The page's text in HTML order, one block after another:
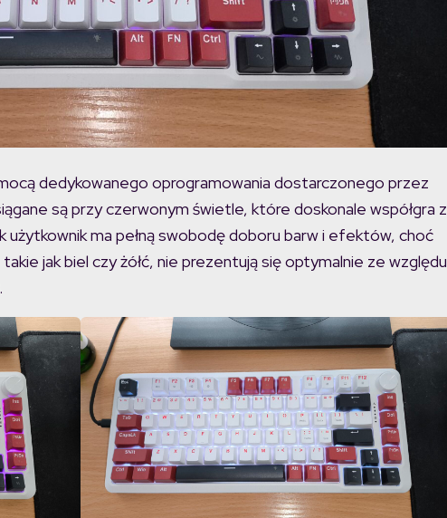
dedykowanego oprogramowania dostarczonego przez
są przy czerwonym świetle, które doskonale współgra z
użytkownik ma pełną swobodę doboru barw i efektów, choć
jak biel czy żółć, nie prezentują się optymalnie ze względu